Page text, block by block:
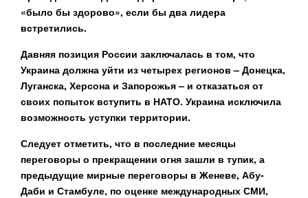
«было бы здорово», если бы два лидера
встретились.
Давняя позиция России заключалась в том, что
Украина должна уйти из четырех регионов – Донецка,
Луганска, Херсона и Запорожья – и отказаться от
своих попыток вступить в НАТО. Украина исключила
возможность уступки территории.
Следует отметить, что в последние месяцы
переговоры о прекращении огня зашли в тупик, а
предыдущие мирные переговоры в Женеве, Абу-
Даби и Стамбуле, по оценке международных СМИ,